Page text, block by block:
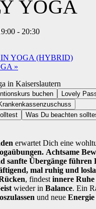
YOGA
- 20:30
YOGA (HYBRID)
»
buchen
Lovely
Was Du beachten
erwartet Dich eine
Achtsame
sanfte Übergänge führen
mal ruhig und
, findest innere Ruhe
wieder in Balance. Ein
und neue Energie